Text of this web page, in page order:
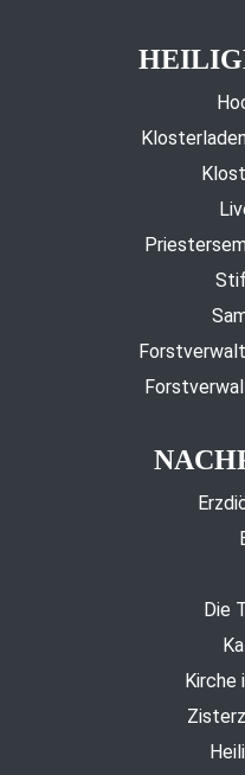
Die
Kirche